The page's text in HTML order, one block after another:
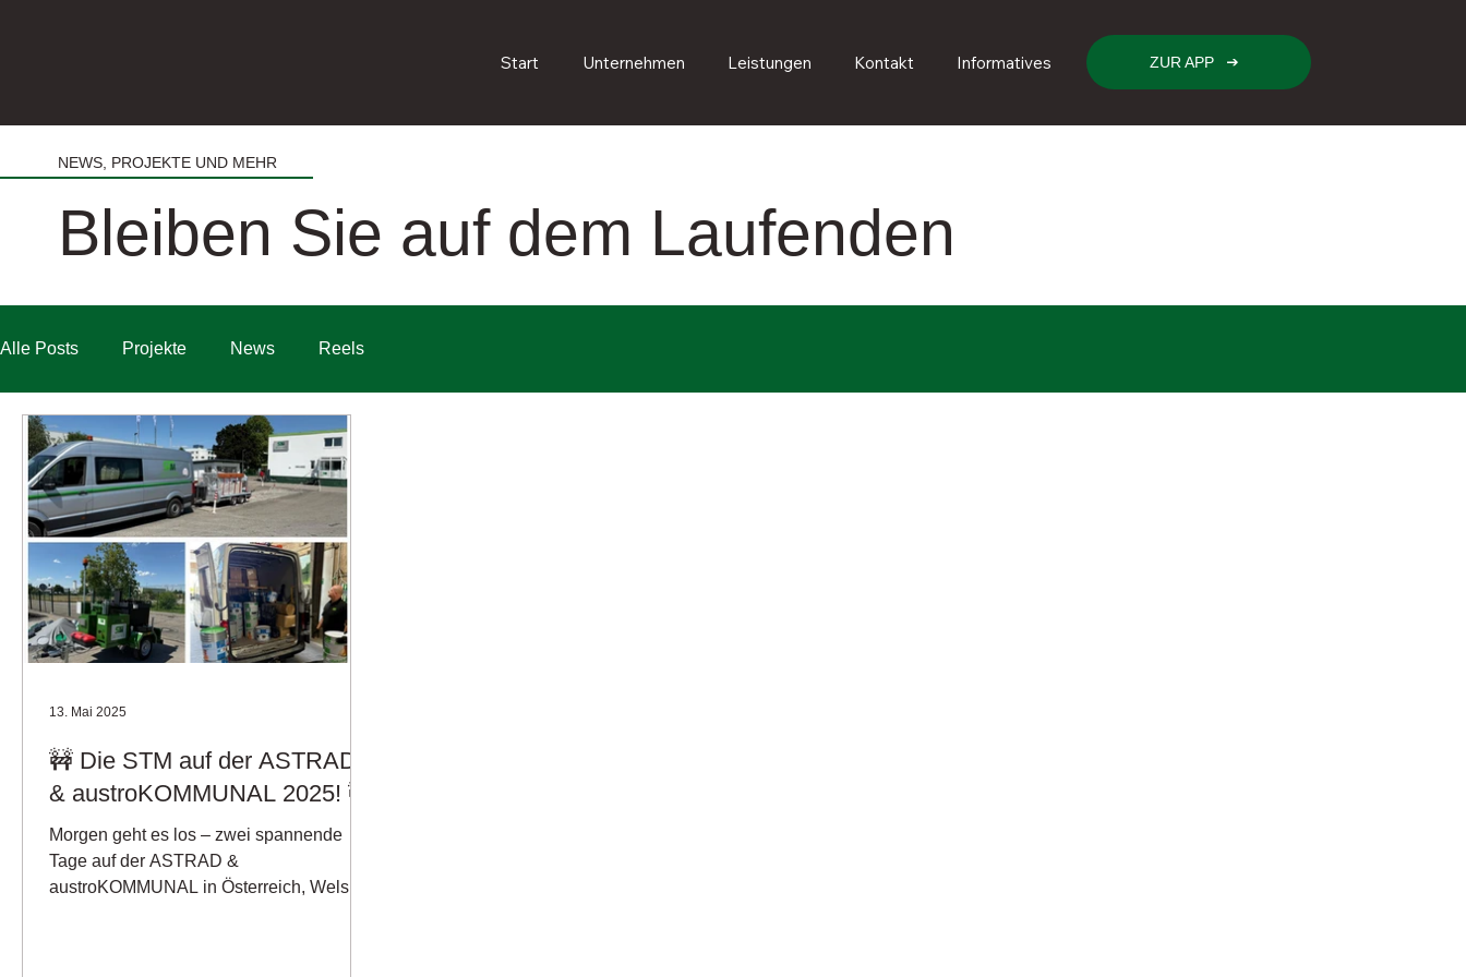
Start Unternehmen Leistungen Kontakt Informatives ZUR APP
NEWS, PROJEKTE UND MEHR
Bleiben Sie auf dem Laufenden
Alle Posts Projekte News Reels
🚧 Die STM auf der ASTRAD
& austroKOMMUNAL 2025! 🚧
Morgen geht es los – zwei spannende
Tage auf der ASTRAD &
austroKOMMUNAL in Österreich, Wels
13. Mai 2025